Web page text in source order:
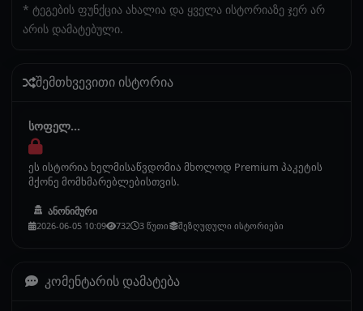
* ტეგების ფუნქცია ახალია და ყველა ისტორიაზე ჯერ არ
არის დამატებული.
შემთხვევითი ისტორია
სოფელ...
ეს ისტორია ხელმისაწვდომია მხოლოდ Premium პაკეტის
მქონე მომხმარებლებისთვის.
ანონიმური
2026-06-05 10:09 732 3 წუთი შეზღუდული ისტორიები
კომენტარის დამატება